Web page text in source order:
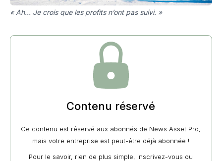
« Ah… Je crois que les profits n’ont pas suivi. »
Contenu réservé
Ce contenu est réservé aux abonnés de News Asset Pro,
mais votre entreprise est peut-être déjà abonnée !
Pour le savoir, rien de plus simple, inscrivez-vous ou